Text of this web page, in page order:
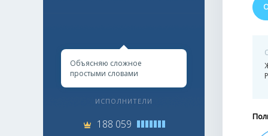
Объясняю сложное
простыми словами
ИСПОЛНИТЕЛИ
188 059